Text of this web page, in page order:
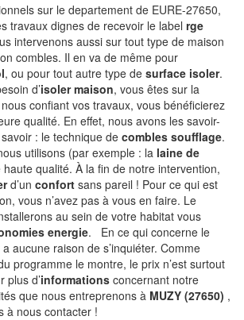
sur le departement de EURE-27650,
travaux dignes de recevoir le label rge
intervenons aussi sur tout type de maison
combles. Il en va de même pour
, ou pour tout autre type de surface isoler.
d’isoler maison, vous êtes sur la
confiant vos travaux, vous bénéficierez
qualité. En effet, nous avons les savoir-
: le technique de combles soufflage.
utilisons (par exemple : la laine de
qualité. À la fin de notre intervention,
d’un confort sans pareil ! Pour ce qui est
vous n’avez pas à vous en faire. Le
au sein de votre habitat vous
energie. En ce qui concerne le
a aucune raison de s’inquiéter. Comme
programme le montre, le prix n’est surtout
plus d’informations concernant notre
que nous entreprenons à MUZY (27650) ,
à nous contacter !